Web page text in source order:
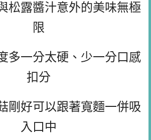
松露醬汁意外的美味無極
限
多一分太硬、少一分口感
扣分
剛好可以跟著寬麵一併吸
入口中